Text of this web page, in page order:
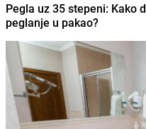
Pegla uz 35 stepeni: Kako
peglanje u pakao?